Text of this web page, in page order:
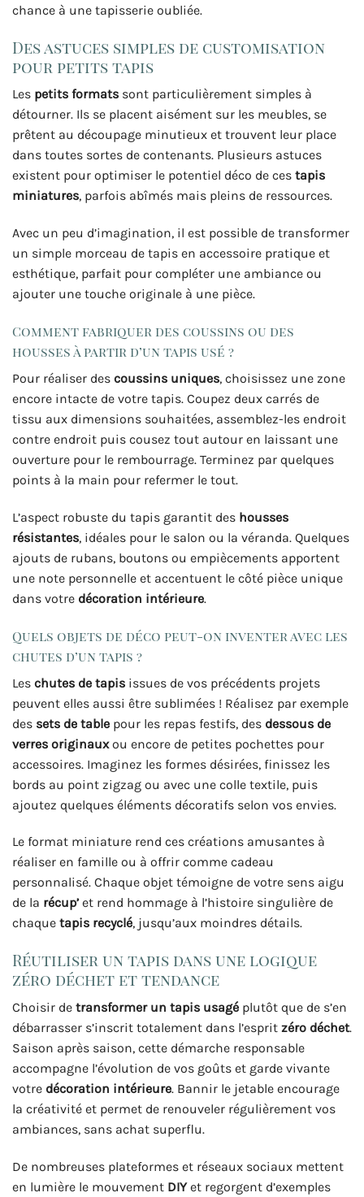
chance à une tapisserie oubliée.
Des astuces simples de customisation
pour petits tapis
Les petits formats sont particulièrement simples à
détourner. Ils se placent aisément sur les meubles, se
prêtent au découpage minutieux et trouvent leur place
dans toutes sortes de contenants. Plusieurs astuces
existent pour optimiser le potentiel déco de ces tapis
miniatures, parfois abîmés mais pleins de ressources.
Avec un peu d’imagination, il est possible de transformer
un simple morceau de tapis en accessoire pratique et
esthétique, parfait pour compléter une ambiance ou
ajouter une touche originale à une pièce.
Comment fabriquer des coussins ou des
housses à partir d’un tapis usé ?
Pour réaliser des coussins uniques, choisissez une zone
encore intacte de votre tapis. Coupez deux carrés de
tissu aux dimensions souhaitées, assemblez-les endroit
contre endroit puis cousez tout autour en laissant une
ouverture pour le rembourrage. Terminez par quelques
points à la main pour refermer le tout.
L’aspect robuste du tapis garantit des housses
résistantes, idéales pour le salon ou la véranda. Quelques
ajouts de rubans, boutons ou empiècements apportent
une note personnelle et accentuent le côté pièce unique
dans votre décoration intérieure.
Quels objets de déco peut-on inventer avec les
chutes d’un tapis ?
Les chutes de tapis issues de vos précédents projets
peuvent elles aussi être sublimées ! Réalisez par exemple
des sets de table pour les repas festifs, des dessous de
verres originauxou encore de petites pochettes pour
accessoires. Imaginez les formes désirées, finissez les
bords au point zigzag ou avec une colle textile, puis
ajoutez quelques éléments décoratifs selon vos envies.
Le format miniature rend ces créations amusantes à
réaliser en famille ou à offrir comme cadeau
personnalisé. Chaque objet témoigne de votre sens aigu
de la récup’et rend hommage à l’histoire singulière de
chaque tapis recyclé, jusqu’aux moindres détails.
Réutiliser un tapis dans une logique
zéro déchet et tendance
Choisir de transformer un tapis usagé plutôt que de s’en
débarrasser s’inscrit totalement dans l’esprit zéro déchet.
Saison après saison, cette démarche responsable
accompagne l’évolution de vos goûts et garde vivante
votre décoration intérieure. Bannir le jetable encourage
la créativité et permet de renouveler régulièrement vos
ambiances, sans achat superflu.
De nombreuses plateformes et réseaux sociaux mettent
en lumière le mouvement DIYet regorgent d’exemples